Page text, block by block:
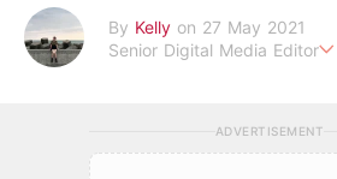
By Kelly on 27 May 2021
Senior Digital Media Editor
ADVERTISEMENT